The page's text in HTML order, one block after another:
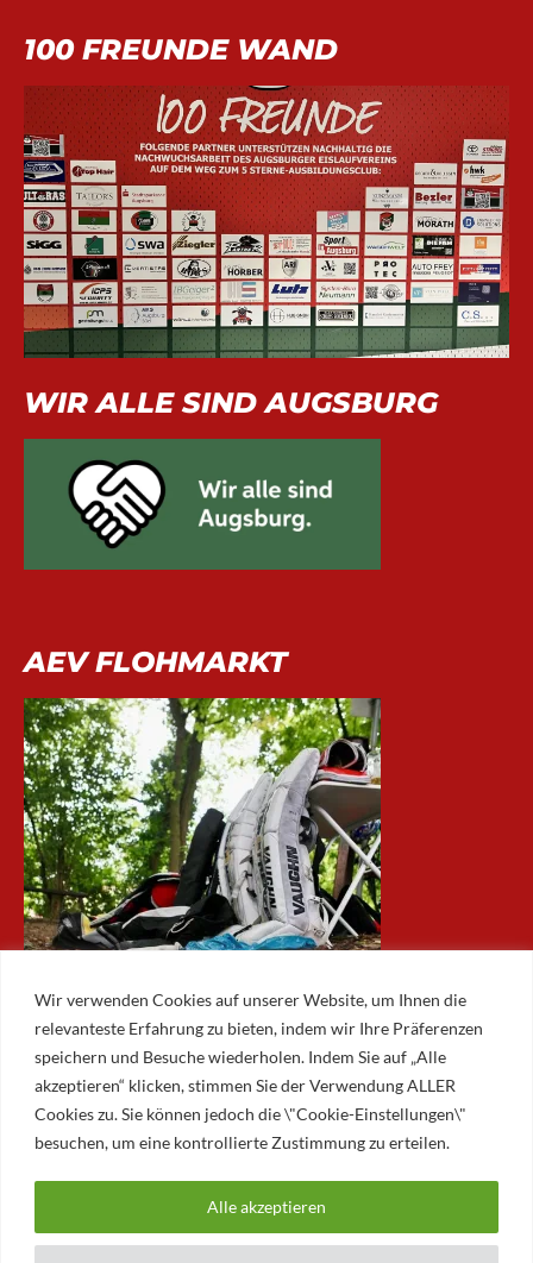
Wir verwenden Cookies auf unserer Website, um Ihnen die
relevanteste Erfahrung zu bieten, indem wir Ihre Präferenzen
speichern und Besuche wiederholen. Indem Sie auf „Alle
akzeptieren“ klicken, stimmen Sie der Verwendung ALLER
Cookies zu. Sie können jedoch die \"Cookie-Einstellungen\"
besuchen, um eine kontrollierte Zustimmung zu erteilen.
Alle akzeptieren
100 FREUNDE WAND
WIR ALLE SIND AUGSBURG
AEV FLOHMARKT
ARCHIV
Archiv
© 2026 AUGSBURGER EISLAUFVEREIN E.V.
AUGSBURGER EV